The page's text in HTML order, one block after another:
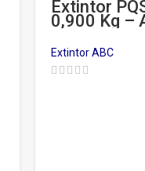
Extintor
0,900 Kg –
Universal –
de 5 anos
Extintor ABC